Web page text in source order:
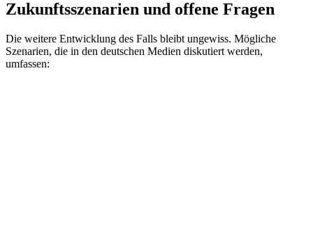
Zukunftsszenarien und offene Fragen
Die weitere Entwicklung des Falls bleibt ungewiss. Mögliche
Szenarien, die in den deutschen Medien diskutiert werden,
umfassen: